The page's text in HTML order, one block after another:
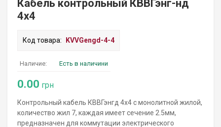
Кабель контрольный КВВГэнг-нд
4х4
Код товара: KVVGengd-4-4
Наличие: Есть в наличини
0.00 грн
Контрольный кабель КВВГэнгд 4х4 с монолитной жилой,
количество жил 7, каждая имеет сечение 2.5мм,
предназначен для коммутации электрического